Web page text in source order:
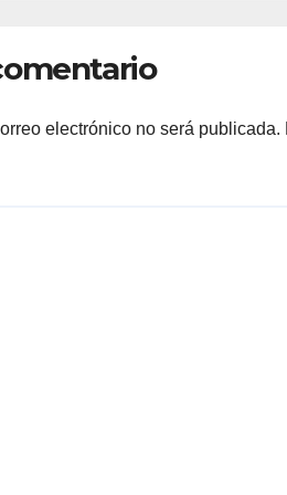
electrónico no será publicada.